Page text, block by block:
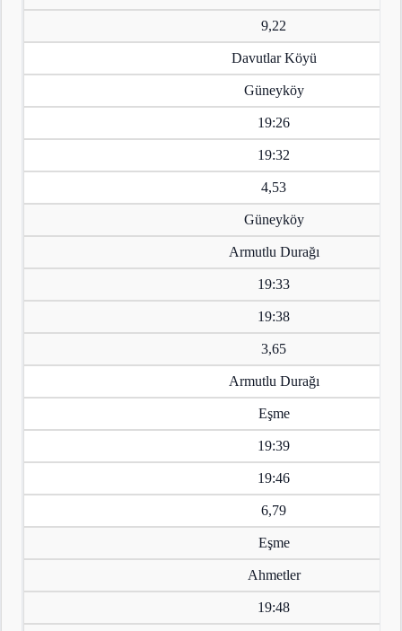
9,22
Davutlar Köyü
Güneyköy
19:26
19:32
4,53
Güneyköy
Armutlu Durağı
19:33
19:38
3,65
Armutlu Durağı
Eşme
19:39
19:46
6,79
Eşme
Ahmetler
19:48